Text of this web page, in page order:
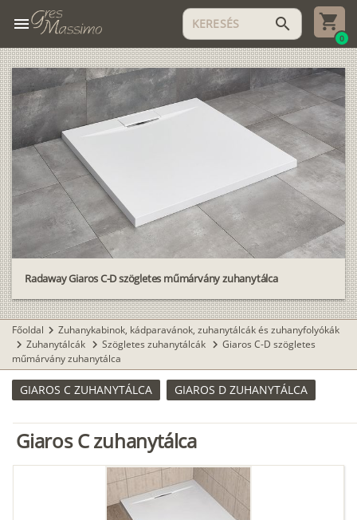
menu search
0
Radaway Giaros C-D szögletes műmárvány zuhanytálca
Főoldal chevron_right Zuhanykabinok, kádparavánok, zuhanytálcák és zuhanyfolyókák
chevron_right Zuhanytálcák chevron_right Szögletes zuhanytálcák chevron_right Giaros C-D szögletes
műmárvány zuhanytálca
GIAROS C ZUHANYTÁLCA GIAROS D ZUHANYTÁLCA
Giaros C zuhanytálca